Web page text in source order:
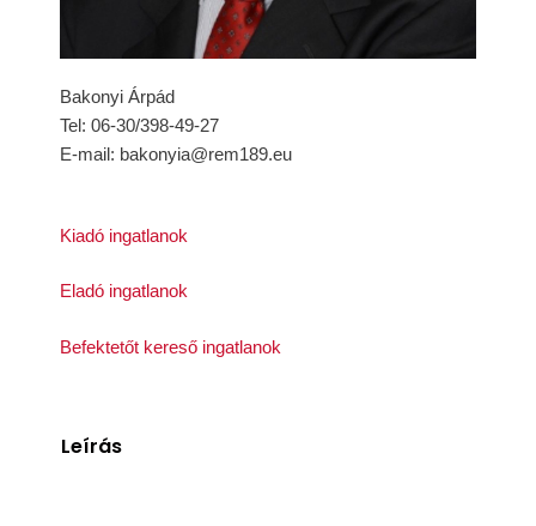
Bakonyi Árpád
Tel: 06-30/398-49-27
E-mail: bakonyia@rem189.eu
Kiadó ingatlanok
Eladó ingatlanok
Befektetőt kereső ingatlanok
Leírás